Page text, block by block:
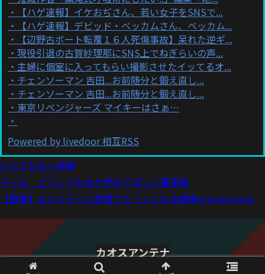
【ハゲ速報】イケおぢさん、若い女子をSNSで...
【ハゲ速報】デビッド・ベッカムさん、ベッカム...
【辺野古ボート転覆１６人死傷事故】呆れた逆ギ...
現役引退の古賀紗理那にSNS上でねぎらいの声...
主婦に個室に入ってもらい撮影させたイッてるオ...
チェンソーマン 吉田...お前随分と鍛え直し...
チェンソーマン 吉田...お前随分と鍛え直し...
東京リベンジャーズ マイキーはさぁ…
Powered by livedoor 相互RSS
とんでもない体験
マリエ どうしても本が売れてほしい裏事情
【画像】なんでそこに家建てた？ってなる画像ｗｗｗｗｗｗ
カオスアンテナ
© 2021 カオスアンテナ.